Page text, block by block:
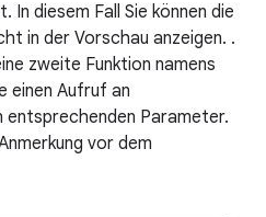
In diesem Fall Sie können die
in der Vorschau anzeigen. .
zweite Funktion namens
einen Aufruf an
entsprechenden Parameter.
vor dem